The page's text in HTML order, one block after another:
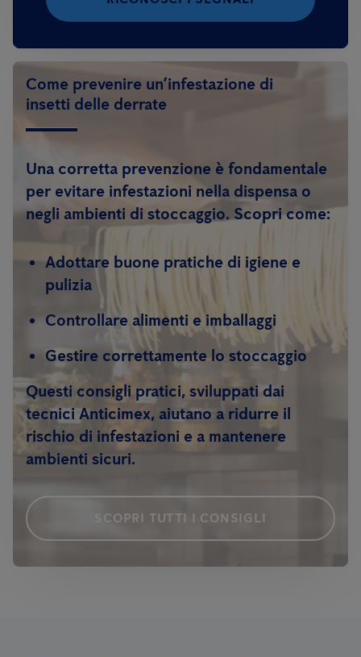
Come prevenire un’infestazione di
insetti delle derrate
Una corretta prevenzione è fondamentale
per evitare infestazioni nella dispensa o
negli ambienti di stoccaggio. Scopri come:
Adottare buone pratiche di igiene e
pulizia
Controllare alimenti e imballaggi
Gestire correttamente lo stoccaggio
Questi consigli pratici, sviluppati dai
tecnici Anticimex, aiutano a ridurre il
rischio di infestazioni e a mantenere
ambienti sicuri.
SCOPRI TUTTI I CONSIGLI